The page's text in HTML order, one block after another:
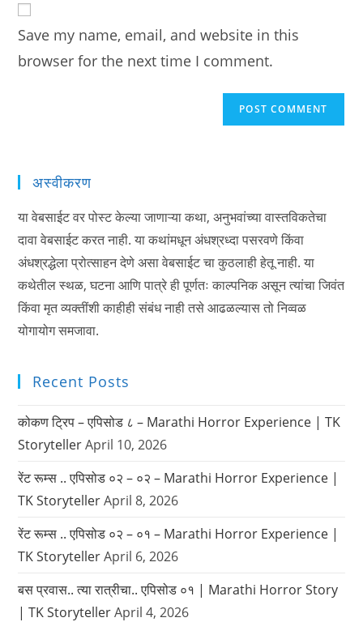
comment
URL
(optional)
Save my name, email, and website in this
browser for the next time I comment.
अस्वीकरण
या वेबसाईट वर पोस्ट केल्या जाणाऱ्या कथा, अनुभवांच्या वास्तविकतेचा
दावा वेबसाईट करत नाही. या कथांमधून अंधश्रध्दा पसरवणे किंवा
अंधश्रद्धेला प्रोत्साहन देणे असा वेबसाईट चा कुठलाही हेतू नाही. या
कथेतील स्थळ, घटना आणि पात्रे ही पूर्णतः काल्पनिक असून त्यांचा जिवंत
किंवा मृत व्यक्तींशी काहीही संबंध नाही तसे आढळल्यास तो निव्वळ
योगायोग समजावा.
Recent Posts
कोकण ट्रिप – एपिसोड ८ – Marathi Horror Experience | TK
Storyteller April 10, 2026
रेंट रूम्स .. एपिसोड ०२ – ०२ – Marathi Horror Experience |
TK Storyteller April 8, 2026
रेंट रूम्स .. एपिसोड ०२ – ०१ – Marathi Horror Experience |
TK Storyteller April 6, 2026
बस प्रवास.. त्या रात्रीचा.. एपिसोड ०१ | Marathi Horror Story
| TK Storyteller April 4, 2026